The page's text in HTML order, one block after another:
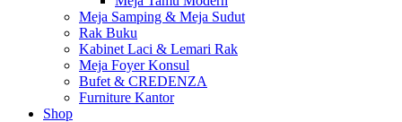
Meja Samping & Meja Sudut
Rak Buku
Kabinet Laci & Lemari Rak
Meja Foyer Konsul
Bufet & CREDENZA
Furniture Kantor
Shop